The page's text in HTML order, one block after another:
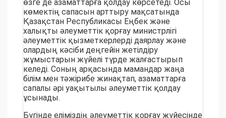
өзге де азаматтарға қолдау көрсетеді. Осы
көмектің сапасын арттыру мақсатында
Қазақстан Республикасы Еңбек және
халықты әлеуметтік қорғау министрлігі
әлеуметтік қызметкерлерді даярлау және
олардың кәсіби деңгейін жетілдіру
жұмыстарын жүйелі түрде жалғастырып
келеді. Соның арқасында мамандар жаңа
білім мен тәжірибе жинақтап, азаматтарға
сапалы әрі уақытылы әлеуметтік қолдау
ұсынады.
Бүгінде еліміздің әлеуметтік қорғау жүйесінде